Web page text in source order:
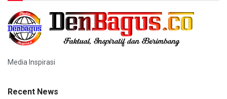
Media Inspirasi
Recent News